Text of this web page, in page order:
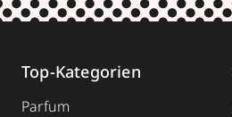
Top-Kategorien
Parfum